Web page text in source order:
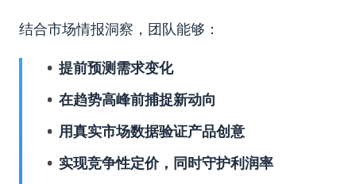
结合市场情报洞察，团队能够：
提前预测需求变化
在趋势高峰前捕捉新动向
用真实市场数据验证产品创意
实现竞争性定价，同时守护利润率